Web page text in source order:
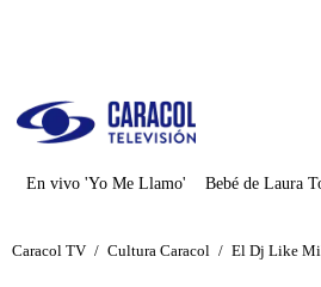
En vivo 'Yo Me Llamo' Bebé de Laura
Caracol TV / Cultura Caracol / El Dj Like